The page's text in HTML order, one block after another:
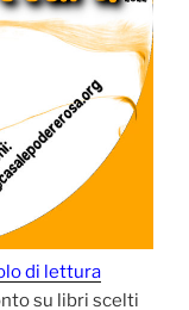
di lettura
su libri scelti